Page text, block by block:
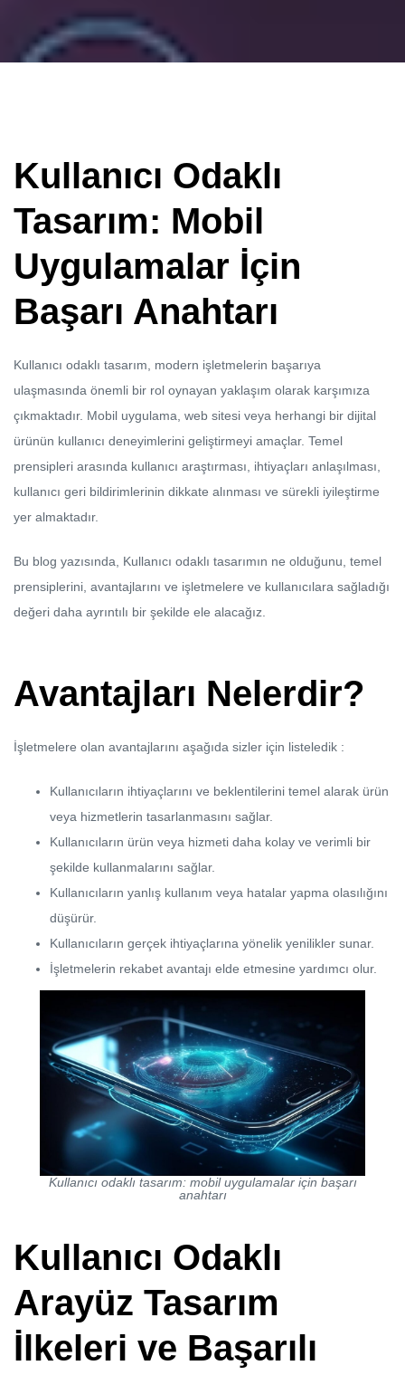
Kullanıcı Odaklı
Tasarım: Mobil
Uygulamalar İçin
Başarı Anahtarı
Kullanıcı odaklı tasarım, modern işletmelerin başarıya
ulaşmasında önemli bir rol oynayan yaklaşım olarak karşımıza
çıkmaktadır. Mobil uygulama, web sitesi veya herhangi bir dijital
ürünün kullanıcı deneyimlerini geliştirmeyi amaçlar. Temel
prensipleri arasında kullanıcı araştırması, ihtiyaçları anlaşılması,
kullanıcı geri bildirimlerinin dikkate alınması ve sürekli iyileştirme
yer almaktadır.
Bu blog yazısında, Kullanıcı odaklı tasarımın ne olduğunu, temel
prensiplerini, avantajlarını ve işletmelere ve kullanıcılara sağladığı
değeri daha ayrıntılı bir şekilde ele alacağız.
Avantajları Nelerdir?
İşletmelere olan avantajlarını aşağıda sizler için listeledik :
Kullanıcıların ihtiyaçlarını ve beklentilerini temel alarak ürün
veya hizmetlerin tasarlanmasını sağlar.
Kullanıcıların ürün veya hizmeti daha kolay ve verimli bir
şekilde kullanmalarını sağlar.
Kullanıcıların yanlış kullanım veya hatalar yapma olasılığını
düşürür.
Kullanıcıların gerçek ihtiyaçlarına yönelik yenilikler sunar.
İşletmelerin rekabet avantajı elde etmesine yardımcı olur.
Kullanıcı odaklı tasarım: mobil uygulamalar için başarı
anahtarı
Kullanıcı Odaklı
Arayüz Tasarım
İlkeleri ve Başarılı